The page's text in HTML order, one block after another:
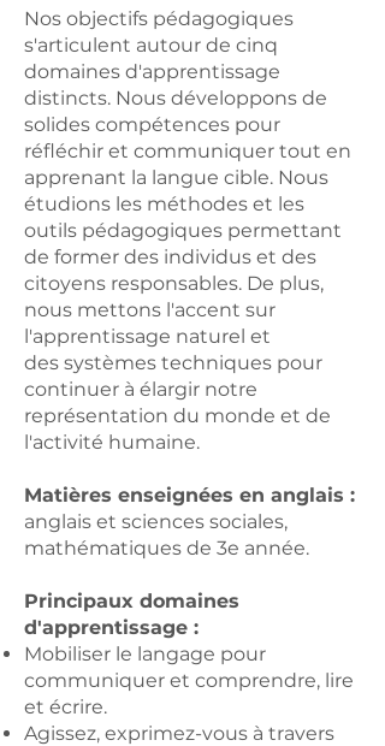
Nos objectifs pédagogiques
s'articulent autour de cinq
domaines d'apprentissage
distincts. Nous développons de
solides compétences pour
réfléchir et communiquer tout en
apprenant la langue cible. Nous
étudions les méthodes et les
outils pédagogiques permettant
de former des individus et des
citoyens responsables. De plus,
nous mettons l'accent sur
l'apprentissage naturel et
des systèmes techniques pour
continuer à élargir notre
représentation du monde et de
l'activité humaine.
Matières enseignées en anglais :
anglais et sciences sociales,
mathématiques de 3e année.
Principaux domaines
d'apprentissage :
Mobiliser le langage pour
communiquer et comprendre, lire
et écrire.
Agissez, exprimez-vous à travers